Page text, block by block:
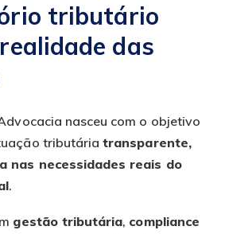
tributário
das
nasceu com o objetivo
tributáriatransparente,
nas necessidades reais do
.
gestão tributária, compliance